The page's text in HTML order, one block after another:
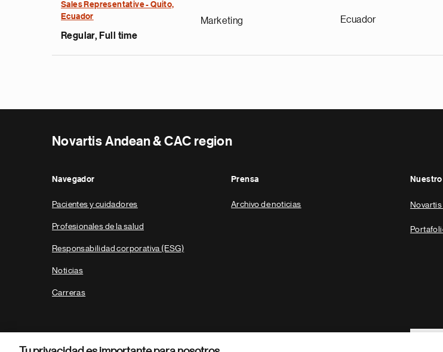
Sales Representative - Quito,
Ecuador
Regular, Full time
Marketing Ecuador
Novartis Andean & CAC region
Navegador
Pacientes y cuidadores
Profesionales de la salud
Responsabilidad corporativa (ESG)
Noticias
Carreras
Prensa
Archivo de noticias
Footer